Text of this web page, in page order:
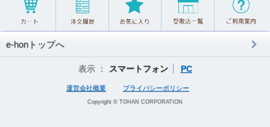
e-honトップへ
表示 ： スマートフォン PC
運営会社概要 プライバシーポリシー
Copyright © TOHAN CORPORATION